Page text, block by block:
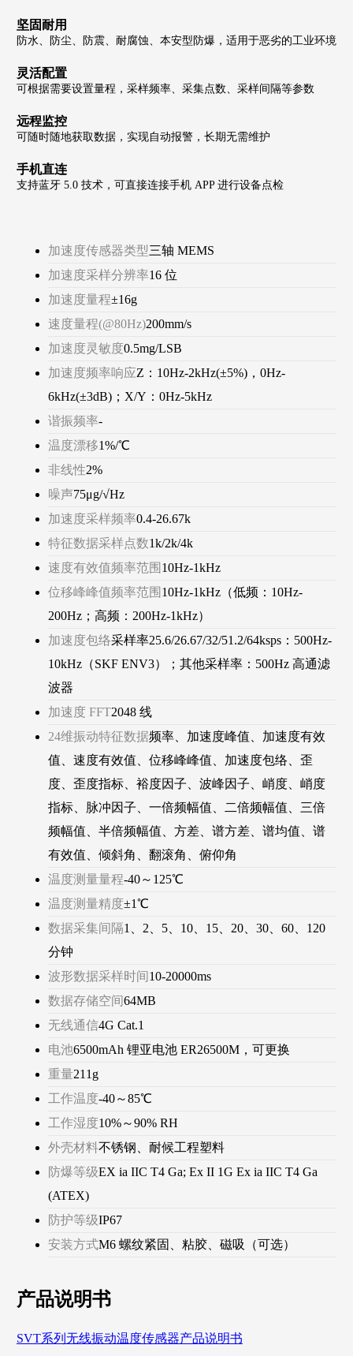
坚固耐用
防水、防尘、防震、耐腐蚀、本安型防爆，适用于恶劣的工业环境
灵活配置
可根据需要设置量程，采样频率、采集点数、采样间隔等参数
远程监控
可随时随地获取数据，实现自动报警，长期无需维护
手机直连
支持蓝牙 5.0 技术，可直接连接手机 APP 进行设备点检
加速度传感器类型三轴 MEMS
加速度采样分辨率16 位
加速度量程±16g
速度量程(@80Hz)200mm/s
加速度灵敏度0.5mg/LSB
加速度频率响应Z：10Hz-2kHz(±5%)，0Hz-
6kHz(±3dB)；X/Y：0Hz-5kHz
谐振频率-
温度漂移1%/℃
非线性2%
噪声75μg/√Hz
加速度采样频率0.4-26.67k
特征数据采样点数1k/2k/4k
速度有效值频率范围 10Hz-1kHz
位移峰峰值频率范围 10Hz-1kHz（低频：10Hz-
200Hz；高频：200Hz-1kHz）
加速度包络采样率25.6/26.67/32/51.2/64ksps：500Hz-
10kHz（SKF ENV3）；其他采样率：500Hz 高通滤
波器
加速度 FFT2048 线
24维振动特征数据频率、加速度峰值、加速度有效
值、速度有效值、位移峰峰值、加速度包络、歪
度、歪度指标、裕度因子、波峰因子、峭度、峭度
指标、脉冲因子、一倍频幅值、二倍频幅值、三倍
频幅值、半倍频幅值、方差、谱方差、谱均值、谱
有效值、倾斜角、翻滚角、俯仰角
温度测量量程-40～125℃
温度测量精度±1℃
数据采集间隔1、2、5、10、15、20、30、60、120
分钟
波形数据采样时间 10-20000ms
数据存储空间64MB
无线通信4G Cat.1
电池6500mAh 锂亚电池 ER26500M，可更换
重量211g
工作温度-40～85℃
工作湿度10%～90% RH
外壳材料不锈钢、耐候工程塑料
防爆等级EX ia IIC T4 Ga; Ex II 1G Ex ia IIC T4 Ga
(ATEX)
防护等级IP67
安装方式M6 螺纹紧固、粘胶、磁吸（可选）
产品说明书
SVT系列无线振动温度传感器产品说明书